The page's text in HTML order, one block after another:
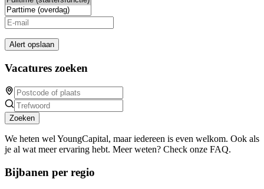
Alert opslaan
Vacatures zoeken
Zoeken
We heten wel YoungCapital, maar iedereen is even welkom. Ook als
je al wat meer ervaring hebt. Meer weten? Check onze FAQ.
Bijbanen per regio